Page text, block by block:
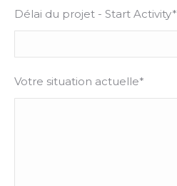
Délai du projet - Start Activity*
Votre situation actuelle*